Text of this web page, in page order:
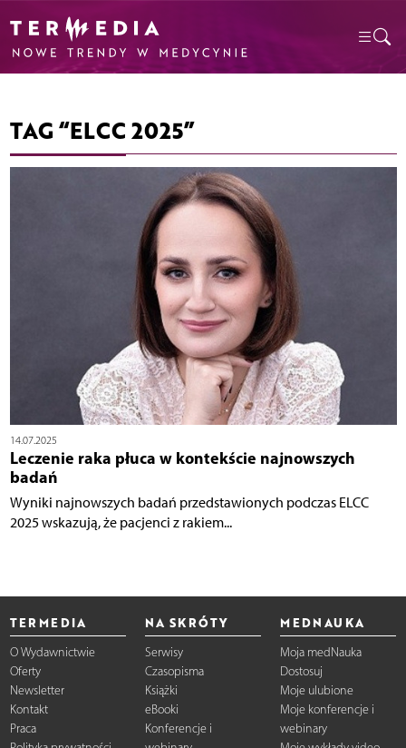
TAG “ELCC 2025”
14.07.2025
Leczenie raka płuca w kontekście najnowszych
badań
Wyniki najnowszych badań przedstawionych podczas ELCC
2025 wskazują, że pacjenci z rakiem...
TERMEDIA
O Wydawnictwie
Oferty
Newsletter
Kontakt
Praca
NA SKRÓTY
Serwisy
Czasopisma
Książki
eBooki
Konferencje i
MEDNAUKA
Moja medNauka
Dostosuj
Moje ulubione
Moje konferencje i
webinary